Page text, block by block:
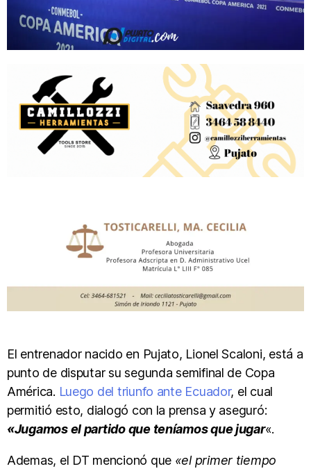
El entrenador nacido en Pujato, Lionel Scaloni, está a
punto de disputar su segunda semifinal de Copa
América. Luego del triunfo ante Ecuador, el cual
permitió esto, dialogó con la prensa y aseguró:
«Jugamos el partido que teníamos que jugar«.
Ademas, el DT mencionó que «el primer tiempo